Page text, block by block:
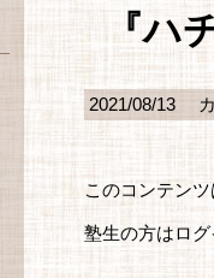
『ハ
2021/08/13 カ
このコンテン
塾生の方はロ